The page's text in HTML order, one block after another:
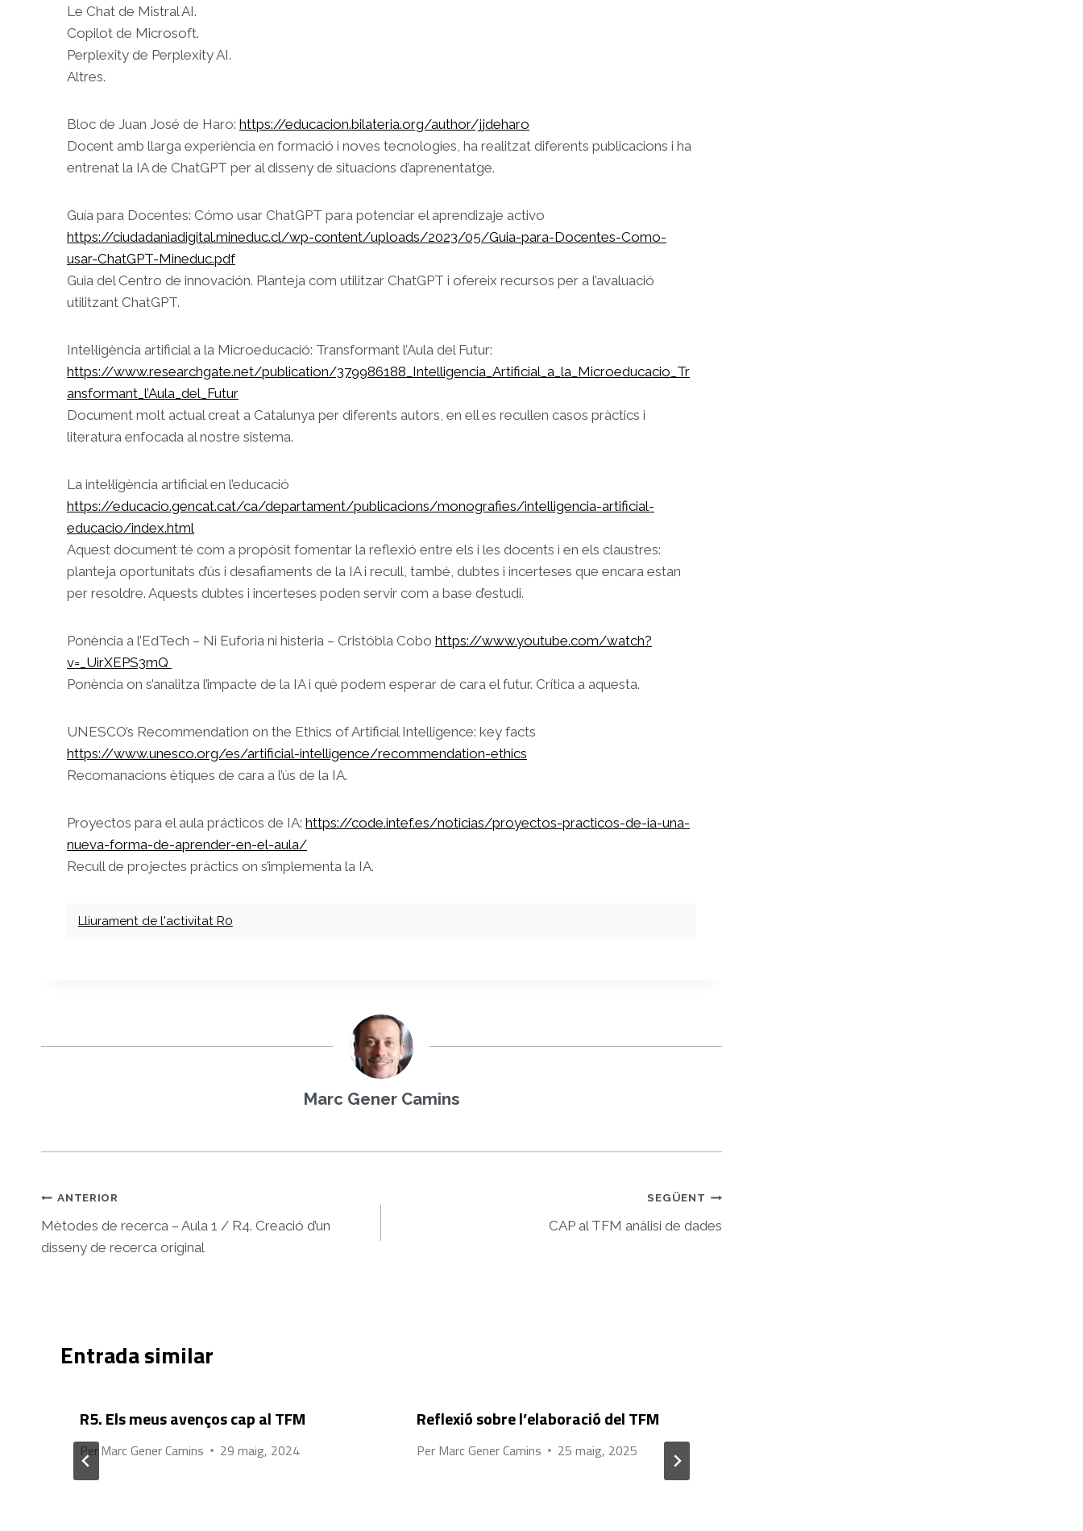
Le Chat de Mistral AI.
Copilot de Microsoft.
Perplexity de Perplexity AI.
Altres.
Bloc de Juan José de Haro: https://educacion.bilateria.org/author/jjdeharo
Docent amb llarga experiència en formació i noves tecnologies, ha realitzat diferents publicacions i ha
entrenat la IA de ChatGPT per al disseny de situacions d’aprenentatge.
Guía para Docentes: Cómo usar ChatGPT para potenciar el aprendizaje activo
https://ciudadaniadigital.mineduc.cl/wp-content/uploads/2023/05/Guia-para-Docentes-Como-
usar-ChatGPT-Mineduc.pdf
Guia del Centro de innovación. Planteja com utilitzar ChatGPT i ofereix recursos per a l’avaluació
utilitzant ChatGPT.
Intel·ligència artificial a la Microeducació: Transformant l’Aula del Futur:
https://www.researchgate.net/publication/379986188_Intelligencia_Artificial_a_la_Microeducacio_Tr
ansformant_l’Aula_del_Futur
Document molt actual creat a Catalunya per diferents autors, en ell es recullen casos pràctics i
literatura enfocada al nostre sistema.
La intel·ligència artificial en l’educació
https://educacio.gencat.cat/ca/departament/publicacions/monografies/intelligencia-artificial-
educacio/index.html
Aquest document té com a propòsit fomentar la reflexió entre els i les docents i en els claustres:
planteja oportunitats d’ús i desafiaments de la IA i recull, també, dubtes i incerteses que encara estan
per resoldre. Aquests dubtes i incerteses poden servir com a base d’estudi.
Ponència a l’EdTech – Ni Euforia ni histeria – Cristóbla Cobo https://www.youtube.com/watch?
v=_UirXEPS3mQ
Ponència on s’analitza l’impacte de la IA i què podem esperar de cara el futur. Crítica a aquesta.
UNESCO’s Recommendation on the Ethics of Artificial Intelligence: key facts
https://www.unesco.org/es/artificial-intelligence/recommendation-ethics
Recomanacions ètiques de cara a l’ús de la IA.
Proyectos para el aula prácticos de IA: https://code.intef.es/noticias/proyectos-practicos-de-ia-una-
nueva-forma-de-aprender-en-el-aula/
Recull de projectes pràctics on s’implementa la IA.
Lliurament de l'activitat R0
Marc Gener Camins
Navegació
d'entrades
ANTERIOR
Mètodes de recerca – Aula 1 / R4. Creació d’un
disseny de recerca original
SEGÜENT
CAP al TFM anàlisi de dades
Entrada similar
R5. Els meus avenços cap al TFM
PerMarc Gener Camins 29 maig, 2024
Reflexió sobre l’elaboració del TFM
Per Marc Gener Camins 25 maig, 2025